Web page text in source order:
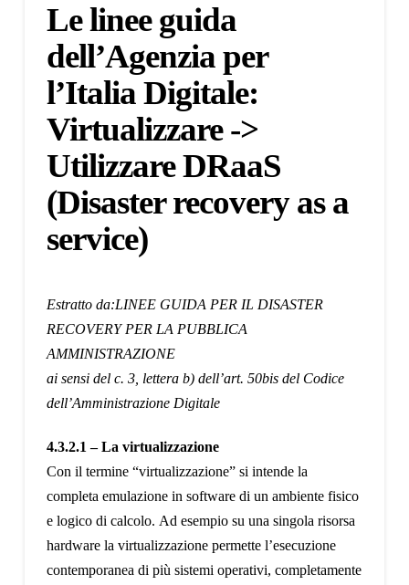
Le linee guida
dell’Agenzia per
l’Italia Digitale:
Virtualizzare ->
Utilizzare DRaaS
(Disaster recovery as a
service)
Estratto da:LINEE GUIDA PER IL DISASTER
RECOVERY PER LA PUBBLICA
AMMINISTRAZIONE
ai sensi del c. 3, lettera b) dell’art. 50bis del Codice
dell’Amministrazione Digitale
4.3.2.1 – La virtualizzazione
Con il termine “virtualizzazione” si intende la
completa emulazione in software di un ambiente fisico
e logico di calcolo. Ad esempio su una singola risorsa
hardware la virtualizzazione permette l’esecuzione
contemporanea di più sistemi operativi, completamente